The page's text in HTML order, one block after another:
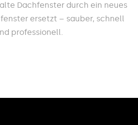
Dachfenster durch ein neues
ersetzt – sauber, schnell
professionell.